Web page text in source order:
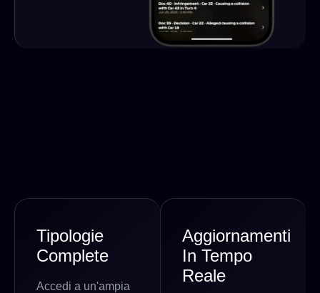
Tipologie
Complete
Accedi a un'ampia
Aggiornamenti
In Tempo
Reale